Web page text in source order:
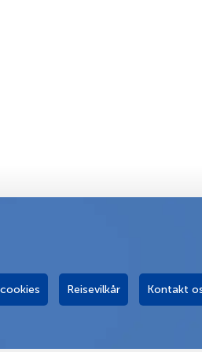
Reisevilkår Kontakt